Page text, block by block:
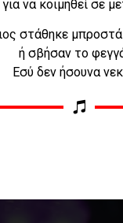
να κοιμηθεί σε
στάθηκε
ή σβήσαν το
Εσύ δεν ήσουνα